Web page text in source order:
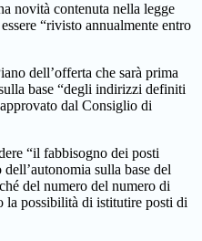
novità contenuta nella legge
“rivisto annualmente entro
dell’offerta che sarà prima
base “degli indirizzi definiti
dal Consiglio di
“il fabbisogno dei posti
sulla base del
del numero del numero di
la possibilità di istitutire posti di